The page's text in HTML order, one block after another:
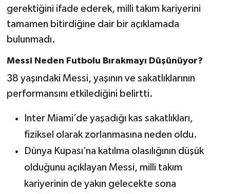
gerektiğini ifade ederek, milli takım kariyerini
tamamen bitirdiğine dair bir açıklamada
bulunmadı.
Messi Neden Futbolu Bırakmayı Düşünüyor?
38 yaşındaki Messi, yaşının ve sakatlıklarının
performansını etkilediğini belirtti.
Inter Miami’de yaşadığı kas sakatlıkları,
fiziksel olarak zorlanmasına neden oldu.
Dünya Kupası’na katılma olasılığının düşük
olduğunu açıklayan Messi, milli takım
kariyerinin de yakın gelecekte sona